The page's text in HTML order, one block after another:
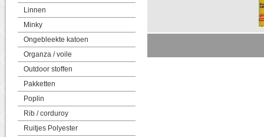
Linnen
Minky
Ongebleekte katoen
Organza / voile
Outdoor stoffen
Pakketten
Poplin
Rib / corduroy
Ruitjes Polyester